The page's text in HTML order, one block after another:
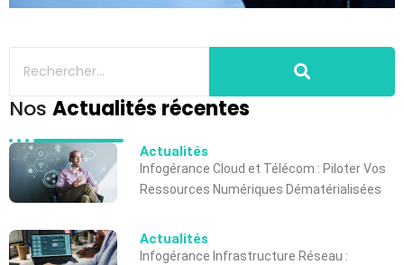
Nos Actualités récentes
Actualités
Infogérance Cloud et Télécom : Piloter Vos
Ressources Numériques Dématérialisées
Actualités
Infogérance Infrastructure Réseau :